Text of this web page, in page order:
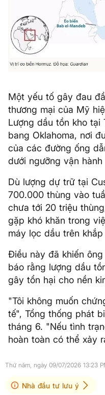
Một yếu tố gây đau
thương mại của Mỹ
Lượng dầu tồn kho tại
bang Oklahoma, nơi
của các đường ống
dưới ngưỡng vận hành
Dù lượng dự trữ tại
700.000 thùng vào
chưa tới 20 triệu
gặp khó khăn trong
máy lọc dầu trên
Điều này đã khiến
báo rằng lượng dầu
gây tổn hại cho nền
"Tôi không muốn
tế", Tổng thống phát
tháng 6. "Nếu tình
hoàn toàn có thể xảy
Thứ năm, ngày 09/07/2026 13:23
Nhà đầu tư lưu ý